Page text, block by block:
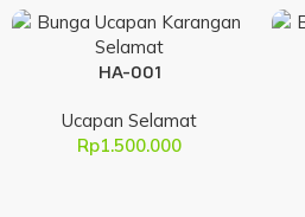
HA-001
Ucapan Selamat
Rp1.500.000